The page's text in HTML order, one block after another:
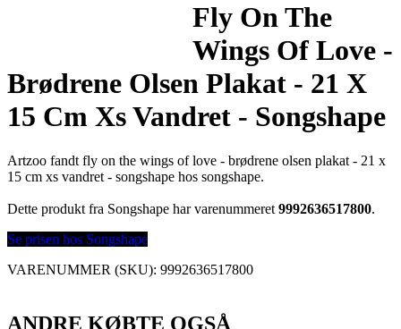
Fly On The
Wings Of Love -
Brødrene Olsen Plakat - 21 X
15 Cm Xs Vandret - Songshape
Artzoo fandt fly on the wings of love - brødrene olsen plakat - 21 x
15 cm xs vandret - songshape hos songshape.
Dette produkt fra Songshape har varenummeret 9992636517800.
Se prisen hos Songshape
VARENUMMER (SKU): 9992636517800
ANDRE KØBTE OGSÅ